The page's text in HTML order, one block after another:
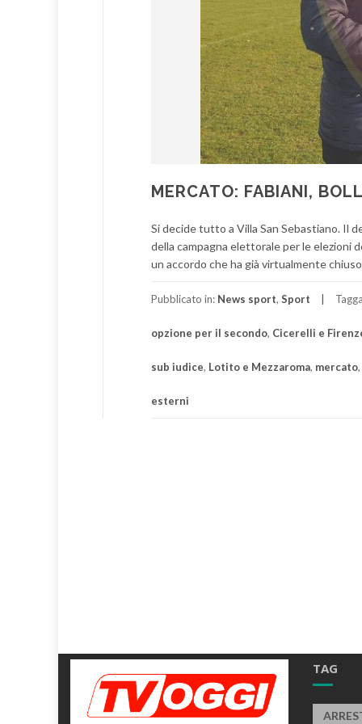
MERCATO: FABIANI,
Si decide tutto a Villa San Sebastiano. Il
della campagna elettorale per le
un accordo che ha già virtualmente
Pubblicato in: News sport, Sport
opzione per il secondo, Cicerelli e
sub iudice, Lotito e Mezzaroma, mercato,
esterni
TAG